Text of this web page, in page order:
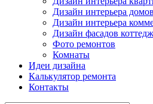
Дизайн интерьера
Дизайн интерьера
Дизайн фасадов
Фото ремонтов
Комнаты
Идеи дизайна
Калькулятор ремонта
Контакты